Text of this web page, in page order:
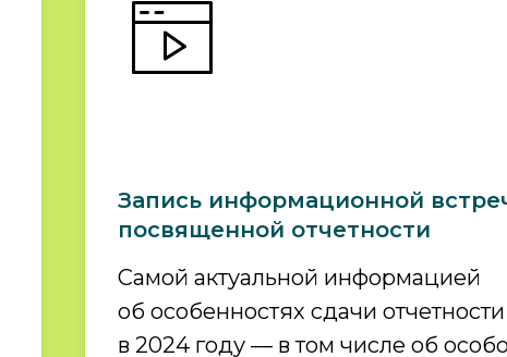
Запись информационной
посвященной отчетности
Самой актуальной информацией
об особенностях сдачи
в 2024 году — в том числе об